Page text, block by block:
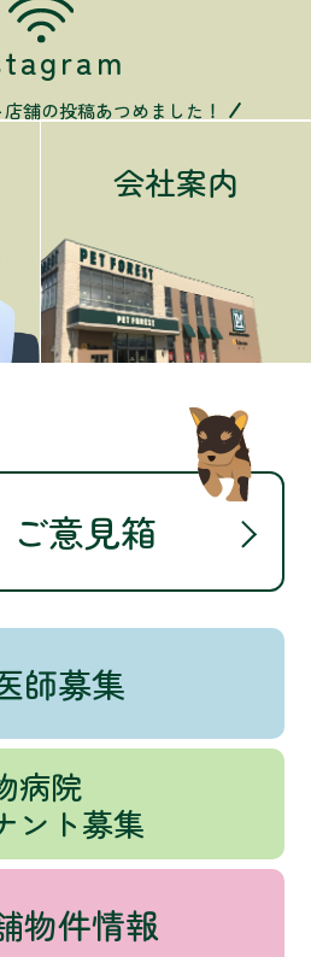
舗の投稿あつめました！
会社案内
ご意見箱
師募集
病院
ント募集
物件情報